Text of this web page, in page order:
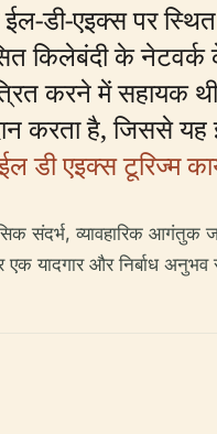
डी-एइक्स पर स्थित
किलेबंदी के नेटवर्क
करने में सहायक
करता है, जिससे यह
डी एइक्स टूरिज्म
संदर्भ, व्यावहारिक
यादगार और निर्बाध अनुभव